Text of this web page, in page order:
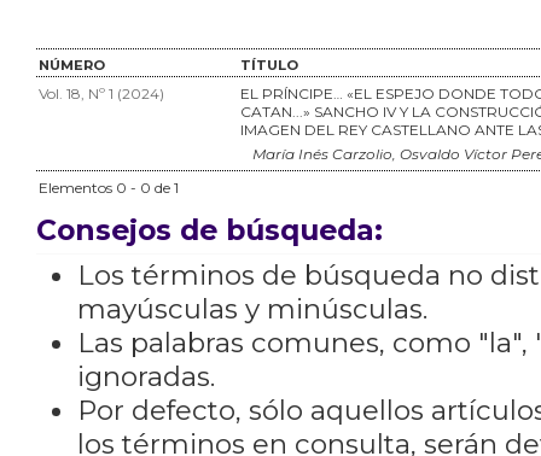
NÚMERO TÍTULO
Vol. 18, Nº 1 (2024)
EL PRÍNCIPE… «EL ESPEJO DONDE
CATAN...» SANCHO IV Y LA
IMAGEN DEL REY CASTELLANO ANTE
María Inés Carzolio, Osvaldo Víctor
Elementos 0 - 0 de 1
Consejos de búsqueda:
Los términos de búsqueda no
mayúsculas y minúsculas.
Las palabras comunes, como "la",
ignoradas.
Por defecto, sólo aquellos
los términos en consulta, serán